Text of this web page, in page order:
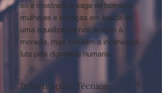
só é mostrada a saga de homens,
mulheres e crianças em busca de
uma equalização nos direitos à
moradia, mas também a incansável
luta pela dignidade humana.
Informações Técnicas